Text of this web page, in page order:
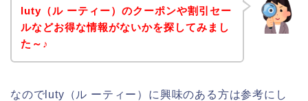
luty（ル ーティー）のクーポンや割引セー
ルなどお得な情報がないかを探してみまし
た～♪
なのでluty（ル ーティー）に興味のある方は参考にし